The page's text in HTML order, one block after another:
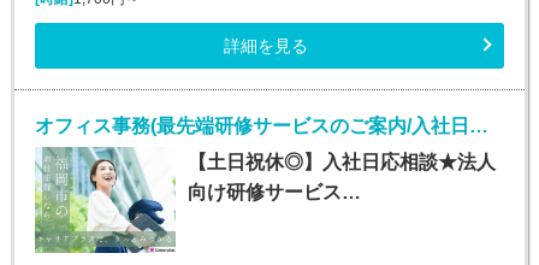
詳細を見る
オフィス事務(最先端研修サービスのご案内/入社日応相談～/平日のみ)
【土日祝休◎】入社日応相談★法人
向け研修サービス…